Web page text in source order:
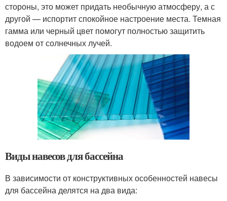
стороны, это может придать необычную атмосферу, а с
другой — испортит спокойное настроение места. Темная
гамма или черный цвет помогут полностью защитить
водоем от солнечных лучей.
Виды навесов для бассейна
В зависимости от конструктивных особенностей навесы
для бассейна делятся на два вида: